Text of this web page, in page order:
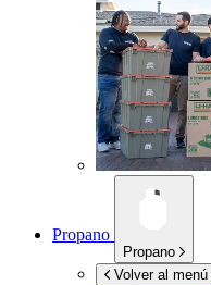
Propano
Propano
Volver al menú